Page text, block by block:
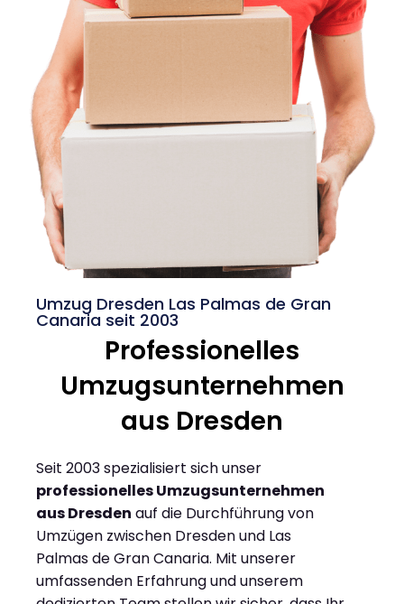
Umzug Dresden Las Palmas de Gran
Canaria seit 2003
Professionelles
Umzugsunternehmen
aus Dresden
Seit 2003 spezialisiert sich unser
professionelles Umzugsunternehmen
aus Dresden auf die Durchführung von
Umzügen zwischen Dresden und Las
Palmas de Gran Canaria. Mit unserer
umfassenden Erfahrung und unserem